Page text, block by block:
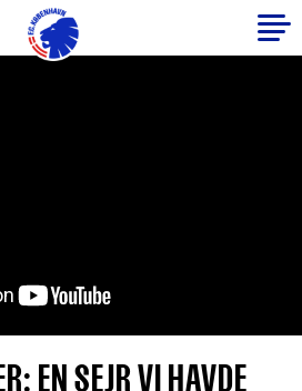
EN SEJR VI HAVDE